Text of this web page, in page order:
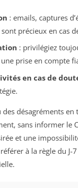
: emails, captures
précieux en cas
: privilégiez
prise en compte
en cas de
désagréments en
sans informer le
et une
à la règle du J-